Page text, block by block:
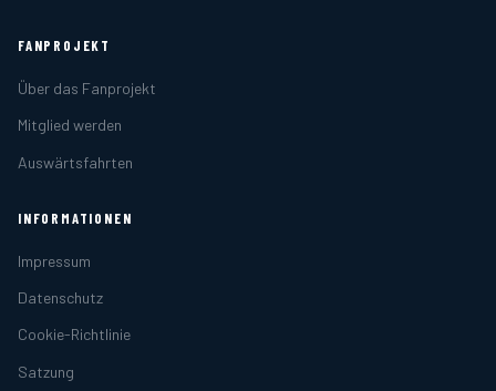
FANPROJEKT
Über das Fanprojekt
Mitglied werden
Auswärtsfahrten
INFORMATIONEN
Impressum
Datenschutz
Cookie-Richtlinie
Satzung